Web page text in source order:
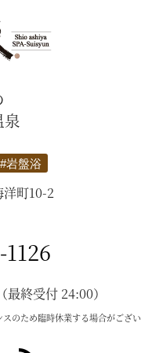
#岩盤浴
町10-2
（最終受付 24:00）
のため臨時休業する場合がござ